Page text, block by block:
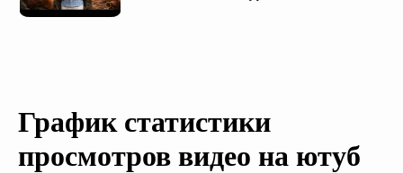
График статистики
просмотров видео на ютуб